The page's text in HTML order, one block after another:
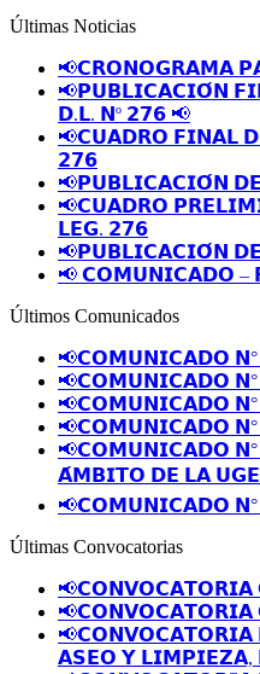
Últimas Noticias
📢𝗖𝗥𝗢𝗡𝗢𝗚𝗥𝗔𝗠𝗔
📢𝗣𝗨𝗕𝗟𝗜𝗖𝗔𝗖𝗜𝗢́𝗡
𝗗.𝗟. 𝗡º 𝟮𝟳𝟲 📢
📢𝗖𝗨𝗔𝗗𝗥𝗢 𝗙𝗜𝗡𝗔𝗟
𝟮𝟳𝟲
📢𝗣𝗨𝗕𝗟𝗜𝗖𝗔𝗖𝗜𝗢́𝗡
📢𝗖𝗨𝗔𝗗𝗥𝗢
𝗟𝗘𝗚. 𝟮𝟳𝟲
📢𝗣𝗨𝗕𝗟𝗜𝗖𝗔𝗖𝗜𝗢́𝗡
📢 𝗖𝗢𝗠𝗨𝗡𝗜𝗖𝗔𝗗𝗢
Últimos Comunicados
📢𝗖𝗢𝗠𝗨𝗡𝗜𝗖𝗔𝗗𝗢 𝗡°
📢𝗖𝗢𝗠𝗨𝗡𝗜𝗖𝗔𝗗𝗢 𝗡°
📢𝗖𝗢𝗠𝗨𝗡𝗜𝗖𝗔𝗗𝗢 𝗡°
📢𝗖𝗢𝗠𝗨𝗡𝗜𝗖𝗔𝗗𝗢 𝗡°
📢𝗖𝗢𝗠𝗨𝗡𝗜𝗖𝗔𝗗𝗢
𝗔́𝗠𝗕𝗜𝗧𝗢 𝗗𝗘 𝗟𝗔
📢𝗖𝗢𝗠𝗨𝗡𝗜𝗖𝗔𝗗𝗢 𝗡°
Últimas Convocatorias
📢𝗖𝗢𝗡𝗩𝗢𝗖𝗔𝗧𝗢𝗥𝗜𝗔
📢𝗖𝗢𝗡𝗩𝗢𝗖𝗔𝗧𝗢𝗥𝗜𝗔
📢𝗖𝗢𝗡𝗩𝗢𝗖𝗔𝗧𝗢𝗥𝗜𝗔
𝗔𝗦𝗘𝗢 𝗬